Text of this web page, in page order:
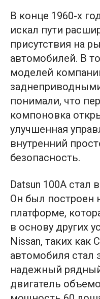
В конце 1960-х
искал пути
присутствия на
автомобилей. В
моделей
понимали, что
компоновка
улучшенная
внутренний
безопасность.
Datsun 100A стал
Он был построен
платформе,
в основу других
Nissan, таких как
автомобиля
надежный
двигатель